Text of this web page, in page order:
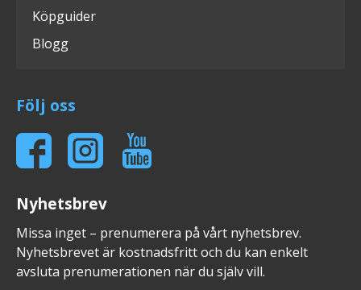
Köpguider
Blogg
Följ oss
Nyhetsbrev
Missa inget – prenumerera på vårt nyhetsbrev.
Nyhetsbrevet är kostnadsfritt och du kan enkelt
avsluta prenumerationen när du själv vill.